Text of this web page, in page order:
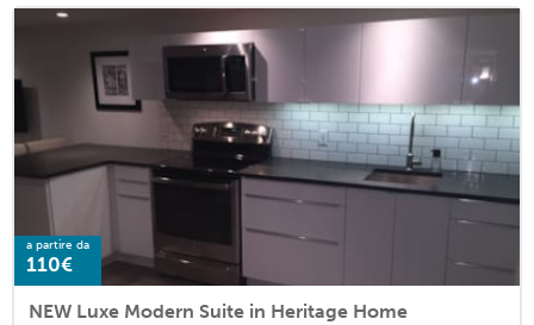
a partire da
110€
NEW Luxe Modern Suite in Heritage Home